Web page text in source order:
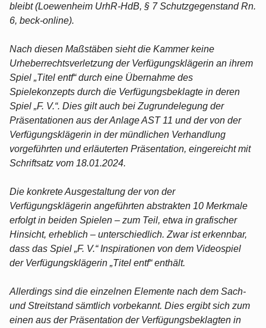
bleibt (Loewenheim UrhR-HdB, § 7 Schutzgegenstand Rn.
6, beck-online).
Nach diesen Maßstäben sieht die Kammer keine
Urheberrechtsverletzung der Verfügungsklägerin an ihrem
Spiel „Titel entf“ durch eine Übernahme des
Spielekonzepts durch die Verfügungsbeklagte in deren
Spiel „F. V.“. Dies gilt auch bei Zugrundelegung der
Präsentationen aus der Anlage AST 11 und der von der
Verfügungsklägerin in der mündlichen Verhandlung
vorgeführten und erläuterten Präsentation, eingereicht mit
Schriftsatz vom 18.01.2024.
Die konkrete Ausgestaltung der von der
Verfügungsklägerin angeführten abstrakten 10 Merkmale
erfolgt in beiden Spielen – zum Teil, etwa in grafischer
Hinsicht, erheblich – unterschiedlich. Zwar ist erkennbar,
dass das Spiel „F. V.“ Inspirationen von dem Videospiel
der Verfügungsklägerin „Titel entf“ enthält.
Allerdings sind die einzelnen Elemente nach dem Sach-
und Streitstand sämtlich vorbekannt. Dies ergibt sich zum
einen aus der Präsentation der Verfügungsbeklagten in